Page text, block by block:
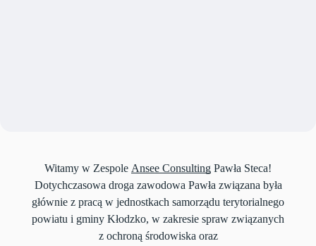
Witamy w Zespole Ansee Consulting Pawła Steca!
Dotychczasowa droga zawodowa Pawła związana była
głównie z pracą w jednostkach samorządu terytorialnego
powiatu i gminy Kłodzko, w zakresie spraw związanych
z ochroną środowiska oraz